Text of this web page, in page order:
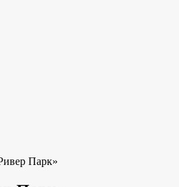
Парк»